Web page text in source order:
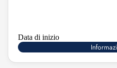
Data di inizio